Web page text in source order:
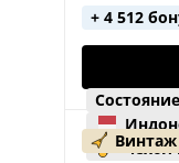
+ 4 512
Винтаж
чехол